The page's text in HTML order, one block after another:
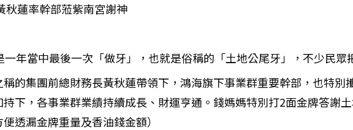
秋蓮率幹部蒞紫南宮謝神
年當中最後一次「做牙」，也就是俗稱的「土地公尾牙」，不少民眾
的集團前總財務長黃秋蓮帶領下，鴻海旗下事業群重要幹部，也特
下，各事業群業績持續成長、財運亨通。錢媽媽特別打2面金牌答謝
透漏金牌重量及香油錢金額）